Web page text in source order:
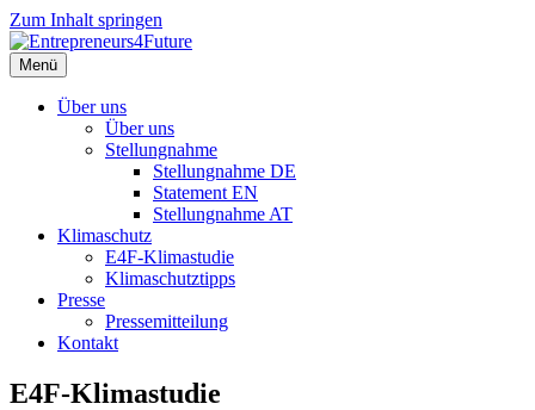
Zum Inhalt springen
Menü
Über uns
Über uns
Stellungnahme
Stellungnahme DE
Statement EN
Stellungnahme AT
Klimaschutz
E4F-Klimastudie
Klimaschutztipps
Presse
Pressemitteilung
Kontakt
E4F-Klimastudie